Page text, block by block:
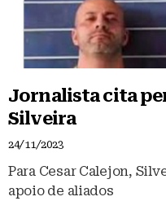
Jornalista cita
Silveira
24/11/2023
Para Cesar Calejon,
apoio de aliados